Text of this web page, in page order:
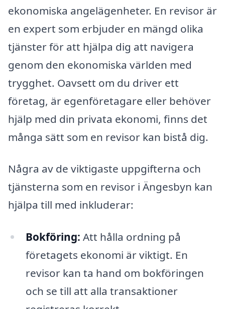
ekonomiska angelägenheter. En revisor är
en expert som erbjuder en mängd olika
tjänster för att hjälpa dig att navigera
genom den ekonomiska världen med
trygghet. Oavsett om du driver ett
företag, är egenföretagare eller behöver
hjälp med din privata ekonomi, finns det
många sätt som en revisor kan bistå dig.
Några av de viktigaste uppgifterna och
tjänsterna som en revisor i Ängesbyn kan
hjälpa till med inkluderar:
Bokföring: Att hålla ordning på
företagets ekonomi är viktigt. En
revisor kan ta hand om bokföringen
och se till att alla transaktioner